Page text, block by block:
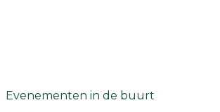
Evenementen in de buurt